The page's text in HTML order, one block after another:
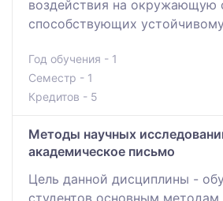
воздействия на окружающую
способствующих
Год обучения - 1
Семестр - 1
Кредитов - 5
Методы научных
академическое письмо
Цель данной дисциплины -
студентов основным